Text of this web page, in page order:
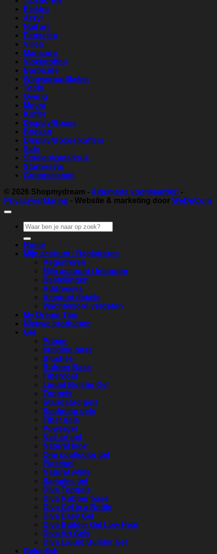
Elektra
Acryl
Nail art
Penselen
Vijlen
Manicure
Vloeistoffen
Barbicide
Wegwerpartikelen
Tools
Overig
Moyra
Koffer
Display/Boxes
Boeken
Display/Boxes/koffers
Sale
Stoelen/zadelkruk
Startersets
Groepslessen
© 2026 Shopmydream - Algemene voorwaarden -
Privacyverklaring - Website & marketing door WeDeCom
Zoeken
naar:
Home
Mijn account / Registreren
Registreren
Mijn account / Inloggen
Bestellingen
Addresses
Account details
Wachtwoord vergeten
My Dream Tips
Nieuwe producten
Gel
Primer
building base
Blushes
Rubber Base
Fibercoat
Liquid Builder Gel
Topgels
Standaard gels
Sculpting gels
Fiber gels
Powergel
Nail art gel
Natural look
One coat/color gel
Plastigel
Natural white
Samples gel
Diva Topgels
Diva Rubber base
Diva Gel in a Bottle
Diva Easy Gel
Diva Builder Gel Low Heat
Diva Art Gels
Diva Liquid Builder Gel
Gelpolish